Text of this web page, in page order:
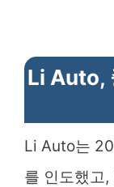
Li Auto,
Li Auto는
를 인도했고